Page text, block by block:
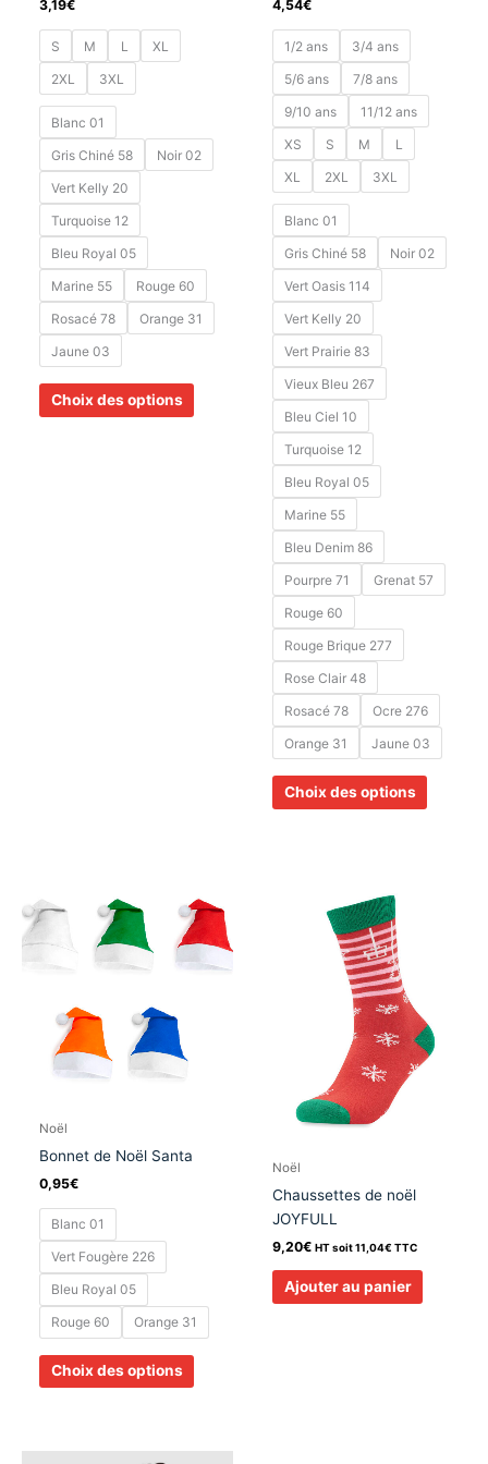
3,19€
S M L
XL
2XL
3XL
Blanc 01
Gris Chiné 58
Noir 02
Vert Kelly 20
Turquoise 12
Bleu Royal 05
Marine 55
Rouge 60
Rosacé 78
Orange 31
Jaune 03
Choix des options
4,54€
1/2 ans
3/4 ans
5/6 ans
7/8 ans
9/10 ans
11/12 ans
XS
S M
L
XL
2XL 3XL
Blanc 01
Gris Chiné 58
Noir 02
Vert Oasis 114
Vert Kelly 20
Vert Prairie 83
Vieux Bleu 267
Bleu Ciel 10
Turquoise 12
Bleu Royal 05
Marine 55
Bleu Denim 86
Pourpre 71
Grenat 57
Rouge 60
Rouge Brique 277
Rose Clair 48
Rosacé 78
Ocre 276
Orange 31
Jaune 03
Choix des options
Noël
Bonnet de Noël Santa
0,95€
Blanc 01
Vert Fougère 226
Bleu Royal 05
Rouge 60
Orange 31
Choix des options
produit
a
plusieurs
Noël
Chaussettes de noël
JOYFULL
9,20€ HT soit11,04€ TTC
Ajouter au panier